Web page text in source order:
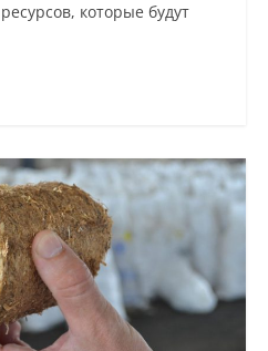
которые будут